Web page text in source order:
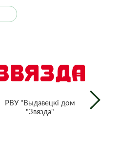
РВУ "Выдавецкі дом
"Звязда"